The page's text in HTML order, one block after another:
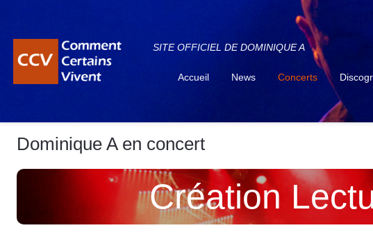
SITE OFFICIEL DE DOMINIQUE A
Accueil News Concerts
Dominique A en concert
Création